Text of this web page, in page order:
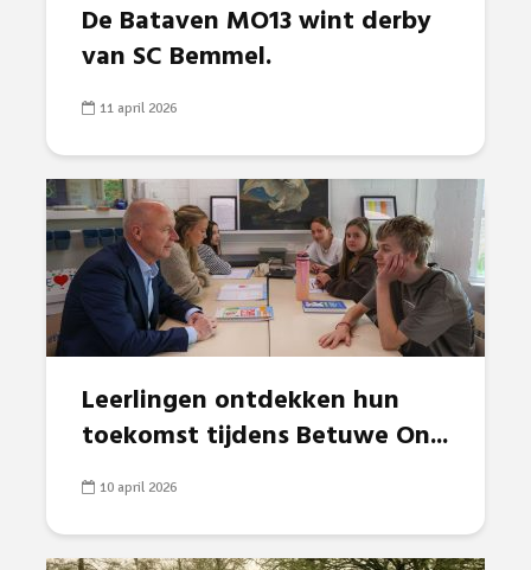
De Bataven MO13 wint derby
van SC Bemmel.
11 april 2026
Leerlingen ontdekken hun
toekomst tijdens Betuwe On...
10 april 2026